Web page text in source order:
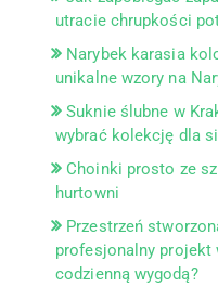
utracie chrupkości
Narybek karasia
unikalne wzory na
Suknie ślubne w
wybrać kolekcję dla
Choinki prosto ze
hurtowni
Przestrzeń
profesjonalny projekt
codzienną wygodą?